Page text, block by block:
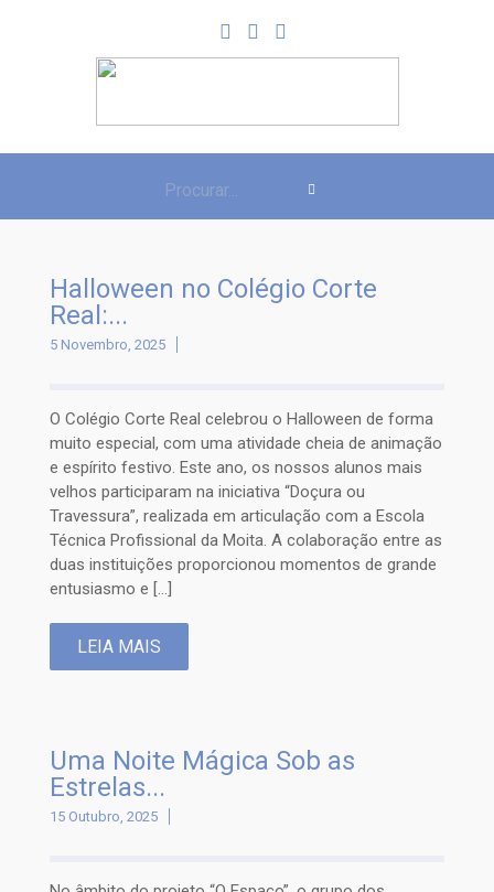
Halloween no Colégio Corte
Real:...
5 Novembro, 2025
O Colégio Corte Real celebrou o Halloween de forma
muito especial, com uma atividade cheia de animação
e espírito festivo. Este ano, os nossos alunos mais
velhos participaram na iniciativa “Doçura ou
Travessura”, realizada em articulação com a Escola
Técnica Profissional da Moita. A colaboração entre as
duas instituições proporcionou momentos de grande
entusiasmo e […]
LEIA MAIS
Uma Noite Mágica Sob as
Estrelas...
15 Outubro, 2025